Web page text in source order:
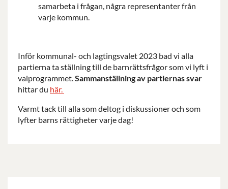
samarbeta i frågan, några representanter från
varje kommun.
Inför kommunal- och lagtingsvalet 2023 bad vi alla
partierna ta ställning till de barnrättsfrågor som vi lyft i
valprogrammet. Sammanställning av partiernas svar
hittar du här.
Varmt tack till alla som deltog i diskussioner och som
lyfter barns rättigheter varje dag!